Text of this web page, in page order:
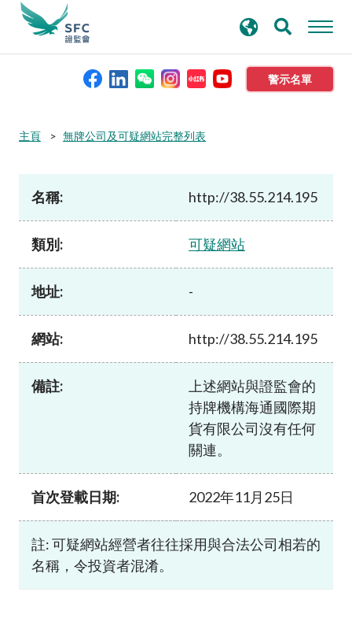
警示名單
本會簡介
規則及標準
資料庫
新聞稿及公布
加入本會
尋
主頁 無牌公司及可疑網站完整列表
名稱: http://38.55.214.195
類別: 可疑網站
地址: -
網站: http://38.55.214.195
備註:
上述網站與證監會的
持牌機構海通國際期
貨有限公司沒有任何
關連。
首次登載日期: 2022年11月25日
註: 可疑網站經營者往往採用與合法公司相若的
名稱，令投資者混淆。